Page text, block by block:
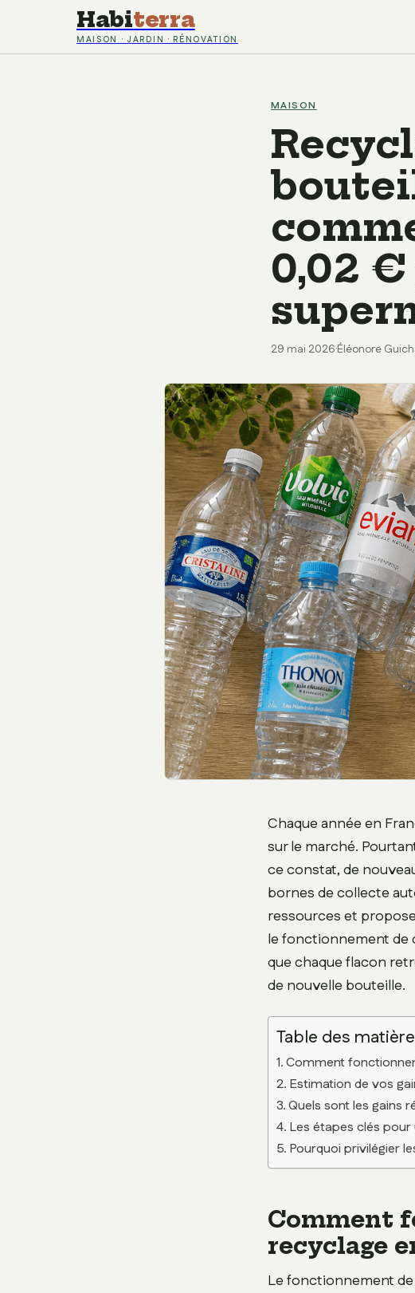
Habiterra
MAISON · JARDIN · RÉNOVATION
MAISON
0,02
29 mai 2026·Éléonore
Chaque année en
sur le marché.
ce constat, de
bornes de collecte
ressources et
le fonctionnement de
que chaque flacon
de nouvelle bouteille.
Table des
Comment
Estimation de vos
Quels sont les gains
Les étapes clés
Pourquoi privilégier
Comment
recyclage
Le fonctionnement